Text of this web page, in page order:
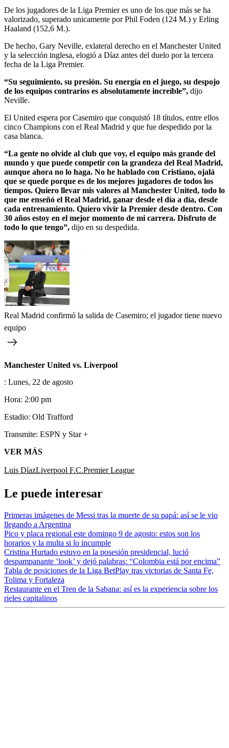
De los jugadores de la Liga Premier es uno de los que más se ha
valorizado, superado unicamente por Phil Foden (124 M.) y Erling
Haaland (152,6 M.).
De hecho, Gary Neville, exlateral derecho en el Manchester United
y la selección inglesa, elogió a Díaz antes del duelo por la tercera
fecha de la Liga Premier.
“Su seguimiento, su presión. Su energía en el juego, su despojo
de los equipos contrarios es absolutamente increíble”, dijo
Neville.
El United espera por Casemiro que conquistó 18 títulos, entre ellos
cinco Champions con el Real Madrid y que fue despedido por la
casa blanca.
“La gente no olvide al club que voy, el equipo más grande del
mundo y que puede competir con la grandeza del Real Madrid,
aunque ahora no lo haga. No he hablado con Cristiano, ojalá
que se quede porque es de los mejores jugadores de todos los
tiempos. Quiero llevar mis valores al Manchester United, todo lo
que me enseñó el Real Madrid, ganar desde el día a día, desde
cada entrenamiento. Quiero vivir la Premier desde dentro. Con
30 años estoy en el mejor momento de mi carrera. Disfruto de
todo lo que tengo”, dijo en su despedida.
Real Madrid confirmó la salida de Casemiro; el jugador tiene nuevo
equipo
Manchester United vs. Liverpool
: Lunes, 22 de agosto
Hora: 2:00 pm
Estadio: Old Trafford
Transmite: ESPN y Star +
VER MÁS
Luis DíazLiverpool F.C.Premier League
Le puede interesar
Primeras imágenes de Messi tras la muerte de su papá: así se le vio
llegando a Argentina
Pico y placa regional este domingo 9 de agosto: estos son los
horarios y la multa si lo incumple
Cristina Hurtado estuvo en la posesión presidencial, lució
despampanante ‘look’ y dejó palabras: “Colombia está por encima”
Tabla de posiciones de la Liga BetPlay tras victorias de Santa Fe,
Tolima y Fortaleza
Restaurante en el Tren de la Sabana: así es la experiencia sobre los
rieles capitalinos